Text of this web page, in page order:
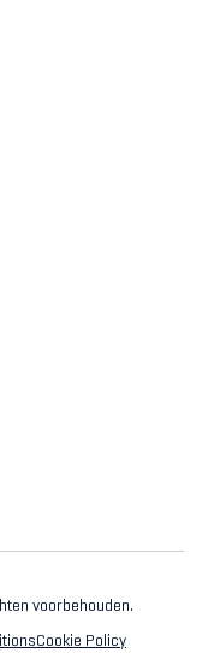
voorbehouden.
Cookie Policy